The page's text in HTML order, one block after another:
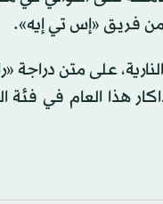
هذا العام في فئة